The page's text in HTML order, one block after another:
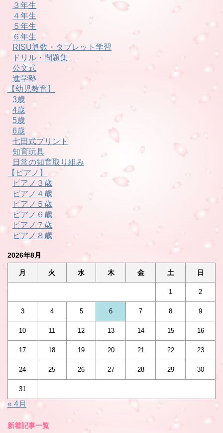
３年生
４年生
５年生
６年生
RISU算数・タブレット学習
ドリル・問題集
公文式
進学塾
【幼児教育】
3歳
4歳
5歳
6歳
七田式プリント
知育玩具
日常の知育取り組み
【ピアノ】
ピアノ３歳
ピアノ４歳
ピアノ５歳
ピアノ６歳
ピアノ７歳
ピアノ８歳
2026年8月
月 火 水 木 金 土 日
1 2
3 4 5 6 7 8 9
10 11 12 13 14 15 16
17 18 19 20 21 22 23
24 25 26 27 28 29 30
31
« 4月
新着記事一覧